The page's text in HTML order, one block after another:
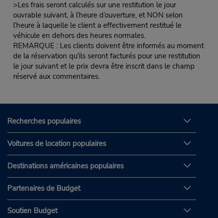
>Les frais seront calculés sur une restitution le jour
ouvrable suivant, à l’heure d’ouverture, et NON selon
l’heure à laquelle le client a effectivement restitué le
véhicule en dehors des heures normales.
REMARQUE : Les clients doivent être informés au moment
de la réservation qu'ils seront facturés pour une restitution
le jour suivant et le prix devra être inscrit dans le champ
réservé aux commentaires.
Recherches populaires
Voitures de location populaires
Destinations américaines populaires
Partenaires de Budget
Soutien Budget